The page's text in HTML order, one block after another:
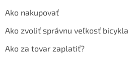
Ako nakupovať
Ako zvoliť správnu veľkosť bicykla
Ako za tovar zaplatiť?